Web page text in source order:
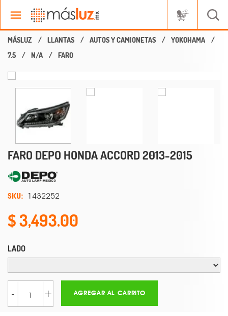
LLANTAS AUTOS Y CAMIONETAS
YOKOHAMA
7.5
N/A FARO
FARO DEPO HONDA ACCORD 2013-2015
SKU: 1432252
3,493.00
LADO
- + AGREGAR AL CARRITO